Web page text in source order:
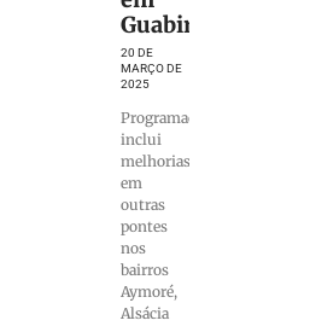
Guabiruba
20 DE
MARÇO DE
2025
Programação
inclui
melhorias
em
outras
pontes
nos
bairros
Aymoré,
Alsácia